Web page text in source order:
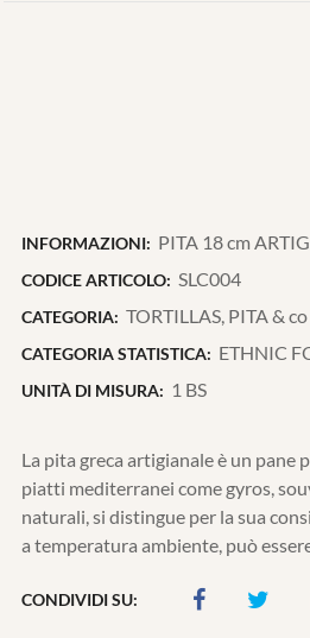
INFORMAZIONI: PITA 18 cm
CODICE ARTICOLO: SLC004
CATEGORIA: TORTILLAS, PITA & co
CATEGORIA STATISTICA: ETHNIC
UNITÀ DI MISURA: 1 BS
La pita greca artigianale è un
piatti mediterranei come gyros,
naturali, si distingue per la sua
a temperatura ambiente, può
CONDIVIDI SU: